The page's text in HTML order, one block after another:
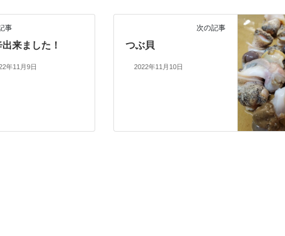
事
来ました！
年11月9日
次の記事
つぶ貝
2022年11月10日